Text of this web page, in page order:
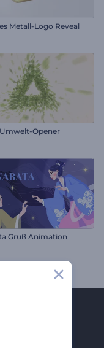
Metall-Logo Reveal
Opener
Gruß Animation